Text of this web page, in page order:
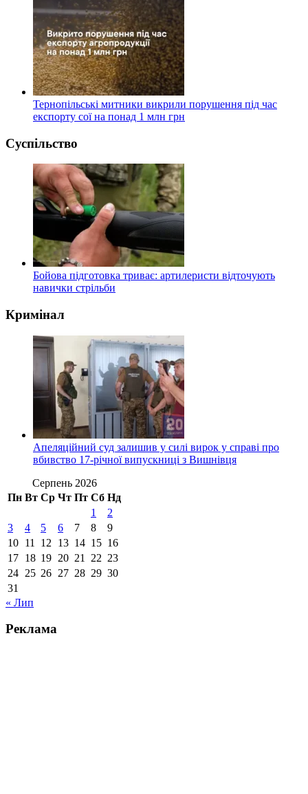
Тернопільські митники викрили порушення під час
експорту сої на понад 1 млн грн
Суспільство
Бойова підготовка триває: артилеристи відточують
навички стрільби
Кримінал
Апеляційний суд залишив у силі вирок у справі про
вбивство 17-річної випускниці з Вишнівця
Серпень 2026
Пн Вт Ср Чт Пт Сб Нд
1
2
3
4 5 6 7 8
9
10 11 12 13 14 15 16
17 18 19 20 21 22 23
24 25 26 27 28 29 30
31
« Лип
Реклама